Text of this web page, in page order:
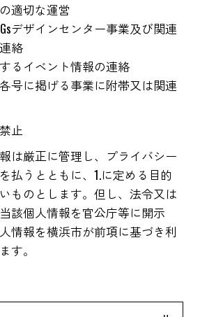
適切な運営
デザインセンター事業及び関連
絡
るイベント情報の連絡
号に掲げる事業に附帯又は関連
止
は厳正に管理し、プライバシー
払うとともに、1.に定める目的
ものとします。但し、法令又は
該個人情報を官公庁等に開示
情報を横浜市が前項に基づき利
す。